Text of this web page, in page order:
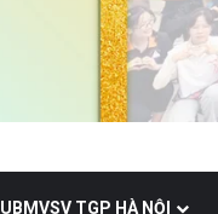
UBMVSV TGP HÀ NỘI